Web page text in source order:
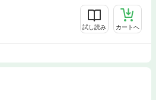
試し読み カートへ